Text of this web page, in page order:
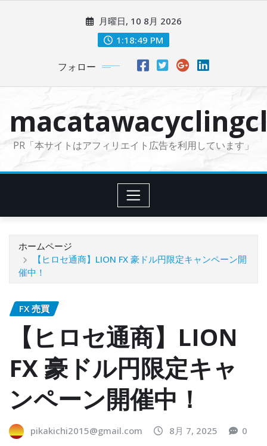
に
月曜日, 10 8月 2026
1:18:50 PM
フォロー
PR「本サイトはアフィリエイト広告を利用しています」
ホームページ
【ヒロセ通商】LION FX 豪ドル円限定キャンペーン開
催中！
FX 売買
【ヒロセ通商】LION
FX 豪ドル円限定キャ
ンペーン開催中！
pikakichi2015@gmail.com 8月 7, 2025 0